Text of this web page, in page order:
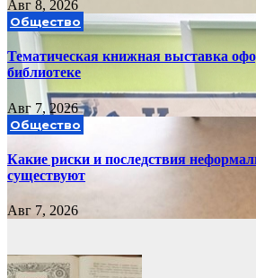
Авг 8, 2026
Общество
Тематическая книжная выставка
библиотеке
Авг 7, 2026
Общество
Какие риски и последствия
существуют
Авг 7, 2026